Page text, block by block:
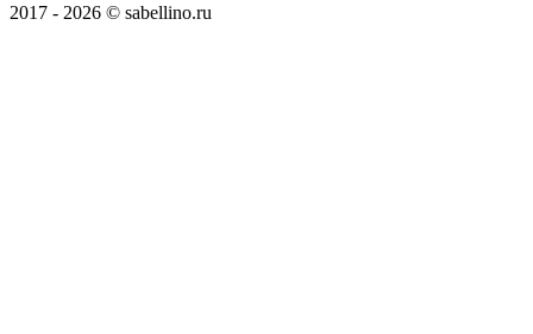
2017 - 2026 © sabellino.ru